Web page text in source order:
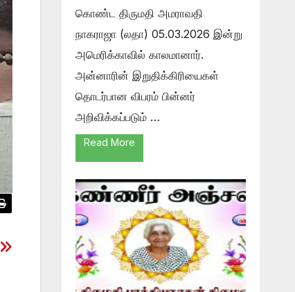
கொண்ட திருமதி அமராவதி
நாகராஜா (லதா) 05.03.2026 இன்று
அமெரிக்காவில் காலமானார்.
அன்னாரின் இறுதிக்கிரியைகள்
தொடர்பான விபரம் பின்னர்
அறிவிக்கப்படும் …
Read More